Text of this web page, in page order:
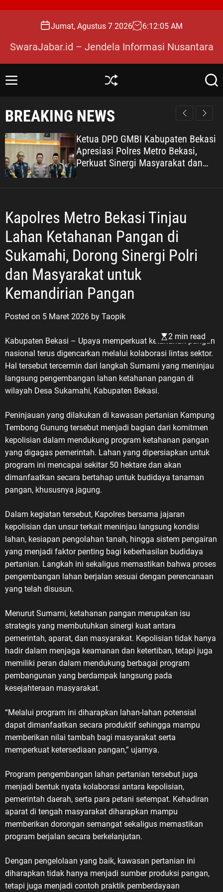
Jumat, Agustus 7 2026 6:12:06 AM
SwaraJabar.id – Jendela Informasi Nusantara
M
u
S
ff
e
S
r
BREAKING NEWS
Ketua DPD GMBI Kabupaten Bekasi
Apresiasi Polres Metro Bekasi,
Perkuat Sinergi Masyarakat dan
Kepolisian Demi Kamtibmas yang
Kapolres Metro Bekasi Tinjau
Lahan Ketahanan Pangan di
Sukamahi, Dorong Sinergi Polri
dan Masyarakat untuk
Kemandirian Pangan
Posted on 5 Maret 2026 by Taopik
2 min read
Kabupaten Bekasi – Upaya memperkuat ketahanan pangan
nasional terus digencarkan melalui kolaborasi lintas sektor.
Hal tersebut tercermin dari langkah Sumarni yang meninjau
langsung pengembangan lahan ketahanan pangan di
wilayah Desa Sukamahi, Kabupaten Bekasi.
Peninjauan yang dilakukan di kawasan pertanian Kampung
Tembong Gunung tersebut menjadi bagian dari komitmen
kepolisian dalam mendukung program ketahanan pangan
yang digagas pemerintah. Lahan yang dipersiapkan untuk
program ini mencapai sekitar 50 hektare dan akan
dimanfaatkan secara bertahap untuk budidaya tanaman
pangan, khususnya jagung.
Dalam kegiatan tersebut, Kapolres bersama jajaran
kepolisian dan unsur terkait meninjau langsung kondisi
lahan, kesiapan pengolahan tanah, hingga sistem pengairan
yang menjadi faktor penting bagi keberhasilan budidaya
pertanian. Langkah ini sekaligus memastikan bahwa proses
pengembangan lahan berjalan sesuai dengan perencanaan
yang telah disusun.
Menurut Sumarni, ketahanan pangan merupakan isu
strategis yang membutuhkan sinergi kuat antara
pemerintah, aparat, dan masyarakat. Kepolisian tidak hanya
hadir dalam menjaga keamanan dan ketertiban, tetapi juga
memiliki peran dalam mendukung berbagai program
pembangunan yang berdampak langsung pada
kesejahteraan masyarakat.
“Melalui program ini diharapkan lahan-lahan potensial
dapat dimanfaatkan secara produktif sehingga mampu
memberikan nilai tambah bagi masyarakat serta
memperkuat ketersediaan pangan,” ujarnya.
Program pengembangan lahan pertanian tersebut juga
menjadi bentuk nyata kolaborasi antara kepolisian,
pemerintah daerah, serta para petani setempat. Kehadiran
aparat di tengah masyarakat diharapkan mampu
memberikan dorongan semangat sekaligus memastikan
program berjalan secara berkelanjutan.
Dengan pengelolaan yang baik, kawasan pertanian ini
diharapkan tidak hanya menjadi sumber produksi pangan,
tetapi juga menjadi contoh praktik pemberdayaan